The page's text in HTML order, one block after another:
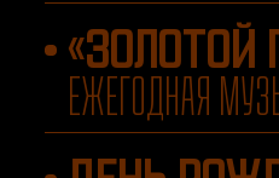
ЕЖЕГОДНАЯ